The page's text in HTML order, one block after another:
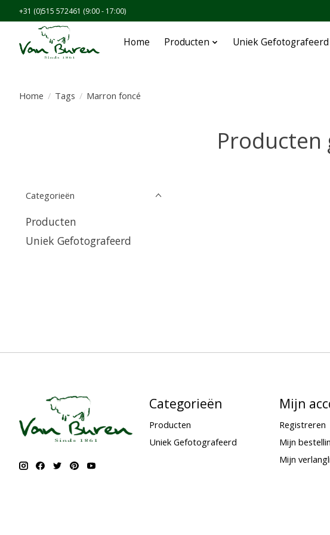
+31 (0)515 572461 (9:00 - 17:00)
Home Producten Uniek Gefotografeerd
Home / Tags / Marron foncé
Categorieën
Producten
Uniek Gefotografeerd
Categorieën
Producten
Uniek Gefotografeerd
Mijn
Registreren
Mijn
Mijn